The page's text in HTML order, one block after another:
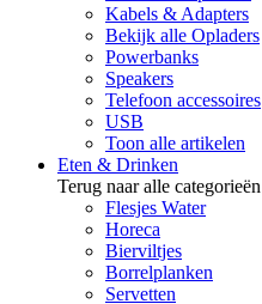
Kabels & Adapters
Bekijk alle Opladers
Powerbanks
Speakers
Telefoon accessoires
USB
Toon alle artikelen
Eten & Drinken
Terug naar alle categorieën
Flesjes Water
Horeca
Bierviltjes
Borrelplanken
Servetten